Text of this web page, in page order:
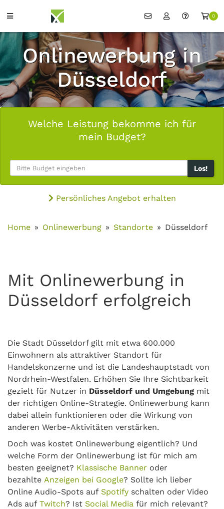
0
Onlinewerbung in
Düsseldorf
Welche Leistung bekomme ich für
mein Budget?
Los!
Persönliches Angebot erhalten
Home Onlinewerbung Standorte Düsseldorf
Mit Onlinewerbung in
Düsseldorf erfolgreich
Die Stadt Düsseldorf gilt mit etwa 600.000
Einwohnern als attraktiver Standort für
Handelskonzerne und ist die Landeshauptstadt von
Nordrhein-Westfalen. Erhöhen Sie Ihre Sichtbarkeit
gezielt für Nutzer in Düsseldorf und Umgebung mit
der richtigen Online-Strategie. Onlinewerbung kann
dabei allein funktionieren oder die Wirkung von
anderen Werbe-Aktivitäten verstärken.
Doch was kostet Onlinewerbung eigentlich? Und
welche Form der Onlinewerbung ist für mich am
besten geeignet? Klassische Banner oder
bezahlte Anzeigen bei Google? Sollte ich lieber
Online Audio-Spots auf Spotify schalten oder Video
Ads auf Twitch? Ist Social Media für mich relevant?